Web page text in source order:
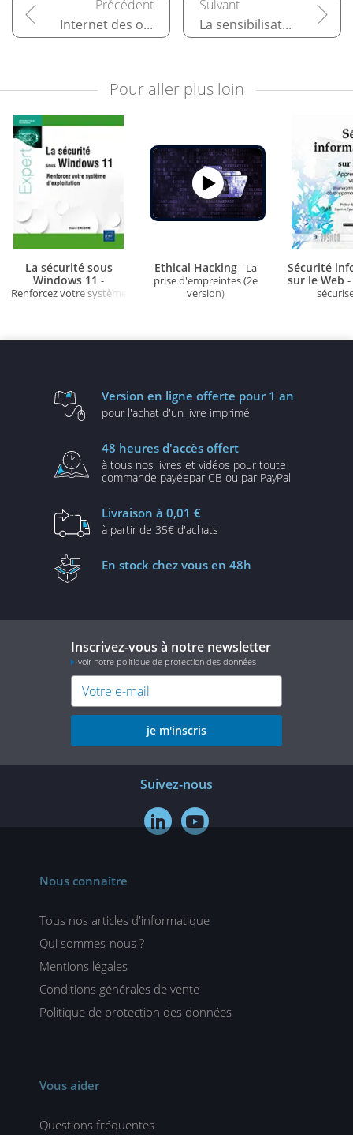
Internet des objets ou Internet of Things La sensibilisation à la sécurité dans l’entreprise
Pour aller plus loin
La sécurité sous
Windows 11 -
Renforcez votre système
Ethical Hacking - La
prise d'empreintes (2e
version)
Sécurité
sur le Web
Version en ligne offerte pour 1 an
pour l'achat d'un livre imprimé
48 heures d'accès offert
à tous nos livres et vidéos pour toute
commande payéepar CB ou par PayPal
Livraison à 0,01 €
à partir de 35€ d'achats
En stock chez vous en 48h
Inscrivez-vous à notre newsletter
voir notre politique de protection des données
je m'inscris
Suivez-nous
 
Nous connaître
Tous nos articles d'informatique
Qui sommes-nous ?
Mentions légales
Conditions générales de vente
Politique de protection des données
Vous aider
Questions fréquentes